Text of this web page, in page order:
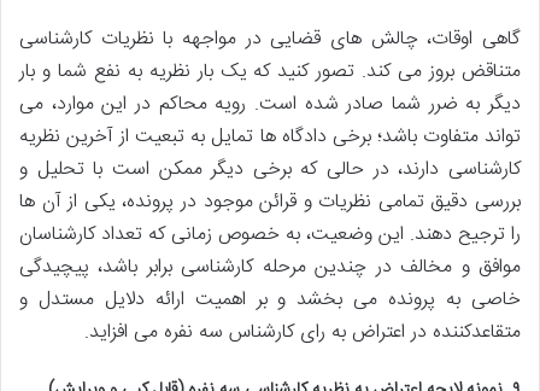
گاهی اوقات، چالش های قضایی در مواجهه با نظریات کارشناسی
متناقض بروز می کند. تصور کنید که یک بار نظریه به نفع شما و بار
دیگر به ضرر شما صادر شده است. رویه محاکم در این موارد، می
تواند متفاوت باشد؛ برخی دادگاه ها تمایل به تبعیت از آخرین نظریه
کارشناسی دارند، در حالی که برخی دیگر ممکن است با تحلیل و
بررسی دقیق تمامی نظریات و قرائن موجود در پرونده، یکی از آن ها
را ترجیح دهند. این وضعیت، به خصوص زمانی که تعداد کارشناسان
موافق و مخالف در چندین مرحله کارشناسی برابر باشد، پیچیدگی
خاصی به پرونده می بخشد و بر اهمیت ارائه دلایل مستدل و
متقاعدکننده در اعتراض به رای کارشناس سه نفره می افزاید.